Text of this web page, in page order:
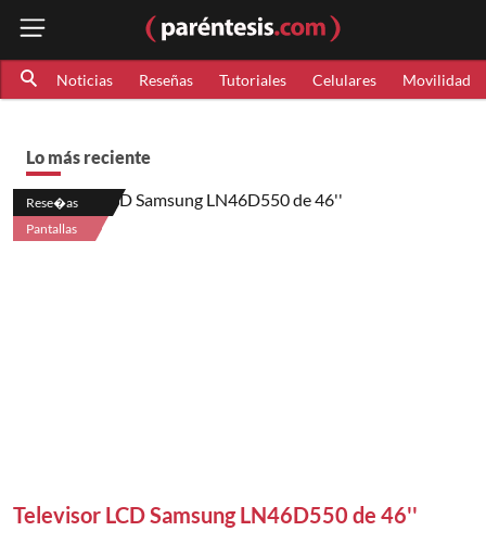
Noticias Reseñas Tutoriales Celulares Movilidad
Lo más reciente
Rese�as
Pantallas
Televisor LCD Samsung LN46D550 de 46''